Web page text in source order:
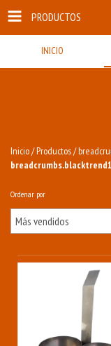
PRODUCTOS
INICIO
Inicio/Productos/
breadcrumbs.blacktrend1
Ordenar por